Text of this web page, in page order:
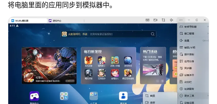
将电脑里面的应用同步到模拟器中。